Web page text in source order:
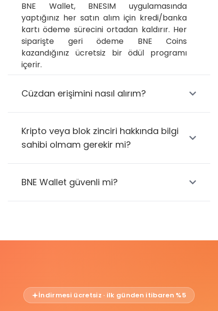
BNE Wallet, BNESIM uygulamasında
yaptığınız her satın alım için kredi/banka
kartı ödeme sürecini ortadan kaldırır. Her
siparişte geri ödeme BNE Coins
kazandığınız ücretsiz bir ödül programı
içerir.
Cüzdan erişimini nasıl alırım?
Kripto veya blok zinciri hakkında bilgi
sahibi olmam gerekir mi?
BNE Wallet güvenli mi?
İndirmesi ücretsiz · ilk günden itibaren %5